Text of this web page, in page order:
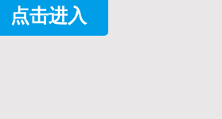
点击进入